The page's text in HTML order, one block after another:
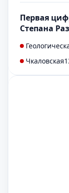
Первая
Степана
Чкаловская